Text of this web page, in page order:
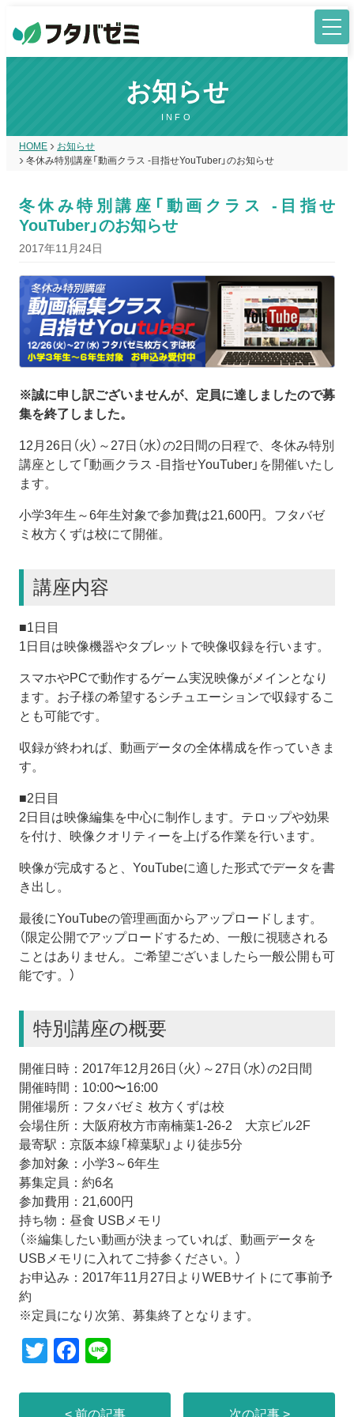
お知らせ
INFO
HOME
お知らせ
冬休み特別講座「動画クラス -目指せYouTuber」のお知らせ
冬休み特別講座「動画クラス -目指せ
YouTuber」のお知らせ
2017年11月24日
※誠に申し訳ございませんが、定員に達しましたので募
集を終了しました。
12月26日（火）～27日（水）の2日間の日程で、冬休み特別
講座として「動画クラス -目指せYouTuber」を開催いたし
ます。
小学3年生～6年生対象で参加費は21,600円。フタバゼ
ミ枚方くずは校にて開催。
講座内容
■1日目
1日目は映像機器やタブレットで映像収録を行います。
スマホやPCで動作するゲーム実況映像がメインとなり
ます。お子様の希望するシチュエーションで収録するこ
とも可能です。
収録が終われば、動画データの全体構成を作っていきま
す。
■2日目
2日目は映像編集を中心に制作します。テロップや効果
を付け、映像クオリティーを上げる作業を行います。
映像が完成すると、YouTubeに適した形式でデータを書
き出し。
最後にYouTubeの管理画面からアップロードします。
（限定公開でアップロードするため、一般に視聴される
ことはありません。ご希望ございましたら一般公開も可
能です。）
特別講座の概要
開催日時：2017年12月26日（火）～27日（水）の2日間
開催時間：10:00〜16:00
開催場所：フタバゼミ 枚方くずは校
会場住所：大阪府枚方市南楠葉1-26-2 大京ビル2F
最寄駅：京阪本線「樟葉駅」より徒歩5分
参加対象：小学3～6年生
募集定員：約6名
参加費用：21,600円
持ち物：昼食 USBメモリ
（※編集したい動画が決まっていれば、動画データを
USBメモリに入れてご持参ください。）
お申込み：2017年11月27日よりWEBサイトにて事前予
約
※定員になり次第、募集終了となります。
T
tt
F
c
e
< 前の記事 次の記事 >